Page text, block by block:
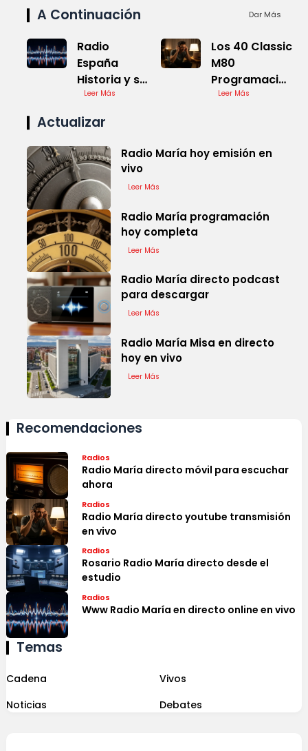
A Continuación Dar Más
Radio
España
Historia y su
Evolucion
Cultural
Leer Más
Los 40 Classic
M80
Programación
Actual
Leer Más
Actualizar
Radio María hoy emisión en
vivo
Leer Más
Radio María programación
hoy completa
Leer Más
Radio María directo podcast
para descargar
Leer Más
Radio María Misa en directo
hoy en vivo
Leer Más
Recomendaciones
Radios
Radio María directo móvil para escuchar
ahora
Radios
Radio María directo youtube transmisión
en vivo
Radios
Rosario Radio María directo desde el
estudio
Radios
Www Radio María en directo online en vivo
Temas
Cadena
Vivos
Noticias
Debates